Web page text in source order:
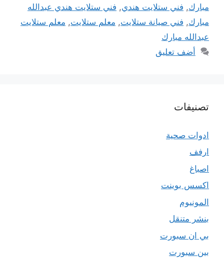
مبارك, فني ستلايت هندي, فني ستلايت هندي عبدالله
مبارك, فني صيانة ستلايت, معلم ستلايت, معلم ستلايت
عبدالله مبارك
أضف تعليق
تصنيفات
ادوات صحية
ارفف
اصباغ
اكسس بوينت
المونيوم
بنشر متنقل
بي ان سبورت
بين سبورت